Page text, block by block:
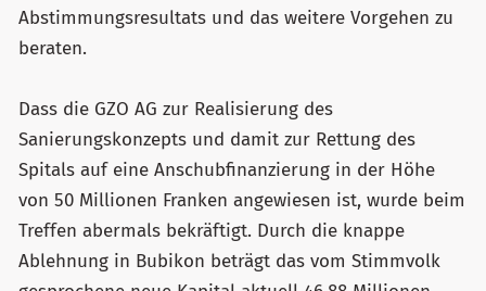
Abstimmungsresultats und das weitere Vorgehen zu
beraten.
Dass die GZO AG zur Realisierung des
Sanierungskonzepts und damit zur Rettung des
Spitals auf eine Anschubfinanzierung in der Höhe
von 50 Millionen Franken angewiesen ist, wurde beim
Treffen abermals bekräftigt. Durch die knappe
Ablehnung in Bubikon beträgt das vom Stimmvolk